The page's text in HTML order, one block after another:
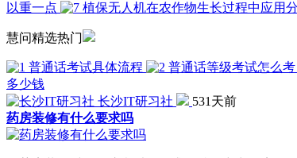
以重一点
植保无人机在农作物生长过程中应用
慧问精选热门
普通话考试具体流程 普通话等级考试怎么考
多少钱
长沙IT研习社
531天前
药房装修有什么要求吗